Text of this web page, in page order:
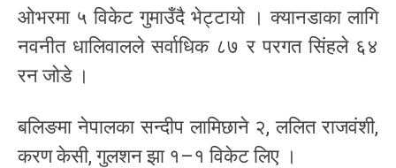
ओभरमा ५ विकेट गुमाउँदै भेट्टायो । क्यानडाका लागि
नवनीत धालिवालले सर्वाधिक ८७ र परगत सिंहले ६४
रन जोडे ।
बलिङमा नेपालका सन्दीप लामिछाने २, ललित राजवंशी,
करण केसी, गुलशन झा १–१ विकेट लिए ।